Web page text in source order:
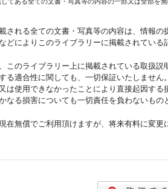
される全ての文書・写真等の内容は、情報
どによりこのライブラリーに掲載されてい
このライブラリー上に掲載されている取扱
る適合性に関しても、一切保証いたしませ
は使用できなかったことにより直接起因す
なる損害についても一切責任を負わないもの
在無償でご利用頂けますが、将来有料に変